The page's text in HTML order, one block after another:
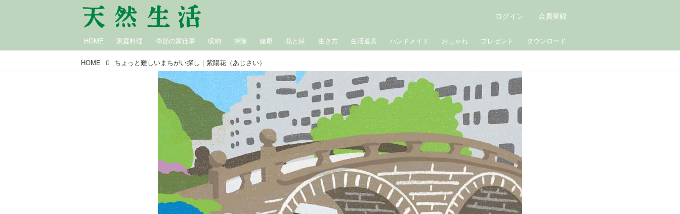
HOME 家庭料理 季節の家仕事 収納 掃除 健康 花と緑 生き方 生活道具 ハンドメイド おしゃれ プレゼント ダウンロード
ログイン 会員登録
HOME ちょっと難しいまちがい探し｜紫陽花（あじさい）